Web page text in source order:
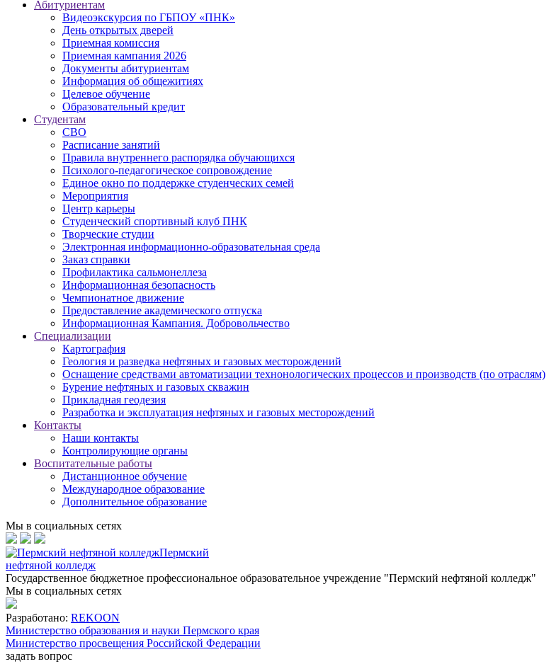
Абитуриентам
Видеоэкскурсия по ГБПОУ «ПНК»
День открытых дверей
Приемная комиссия
Приемная кампания 2026
Дoкументы абитуриентам
Информация об общежитиях
Целевое обучение
Образовательный кредит
Студентам
СВО
Расписание занятий
Правила внутреннего распорядка обучающихся
Психолого-педагогическое сопровождение
Единое окно по поддержке студенческих семей
Мероприятия
Центр карьеры
Студенческий спортивный клуб ПНК
Творческие студии
Электронная информационно-образовательная среда
Заказ справки
Профилактика сальмонеллеза
Информационная безопасность
Чемпионатное движение
Предоставление академического отпуска
Информационная Кампания. Добровольчество
Специализации
Картография
Геология и разведка нефтяных и газовых месторождений
Оснащение средствами автоматизации технонологических процессов и производств (по отраслям)
Бурение нефтяных и газовых скважин
Прикладная геодезия
Разработка и эксплуатация нефтяных и газовых месторождений
Контакты
Наши контакты
Контролирующие органы
Воспитательные работы
Дистанционное обучение
Международное образование
Дополнительное образование
Мы в социальных сетях
Пермский
нефтяной колледж
Государственное бюджетное профессиональное образовательное учреждение "Пермский нефтяной колледж"
Мы в социальных сетях
Разработано: REKOON
Министерство образования и науки Пермского края
Министерство просвещения Российской Федерации
задать вопрос